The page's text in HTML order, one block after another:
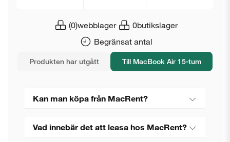
(0)webblager 0butikslager
Begränsat antal
Produkten har utgått Till MacBook Air 15-tum
Kan man köpa från MacRent?
Vad innebär det att leasa hos MacRent?